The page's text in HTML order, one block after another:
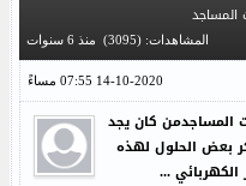
المساجد
المشاهدات: (3095) منذ 6 سنوات
14-10-2020 07:55 مساءً
المساجدمن كان يجد
بعض الحلول لهذه
الكهربائي ...